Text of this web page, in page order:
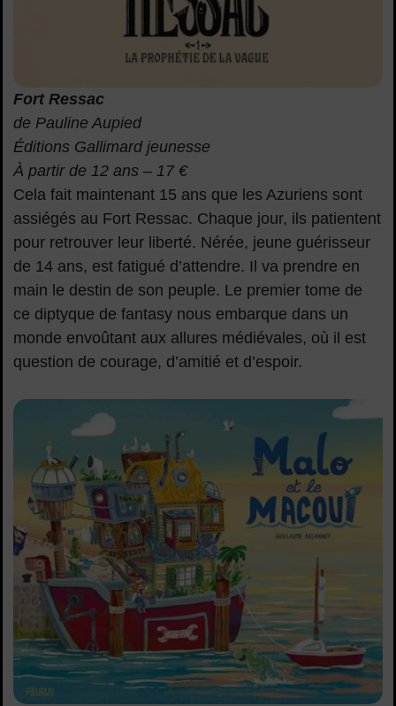
Fort Ressac
de Pauline Aupied
Éditions Gallimard jeunesse
À partir de 12 ans – 17 €
Cela fait maintenant 15 ans que les Azuriens sont
assiégés au Fort Ressac. Chaque jour, ils patientent
pour retrouver leur liberté. Nérée, jeune guérisseur
de 14 ans, est fatigué d’attendre. Il va prendre en
main le destin de son peuple. Le premier tome de
ce diptyque de fantasy nous embarque dans un
monde envoûtant aux allures médiévales, où il est
question de courage, d’amitié et d’espoir.